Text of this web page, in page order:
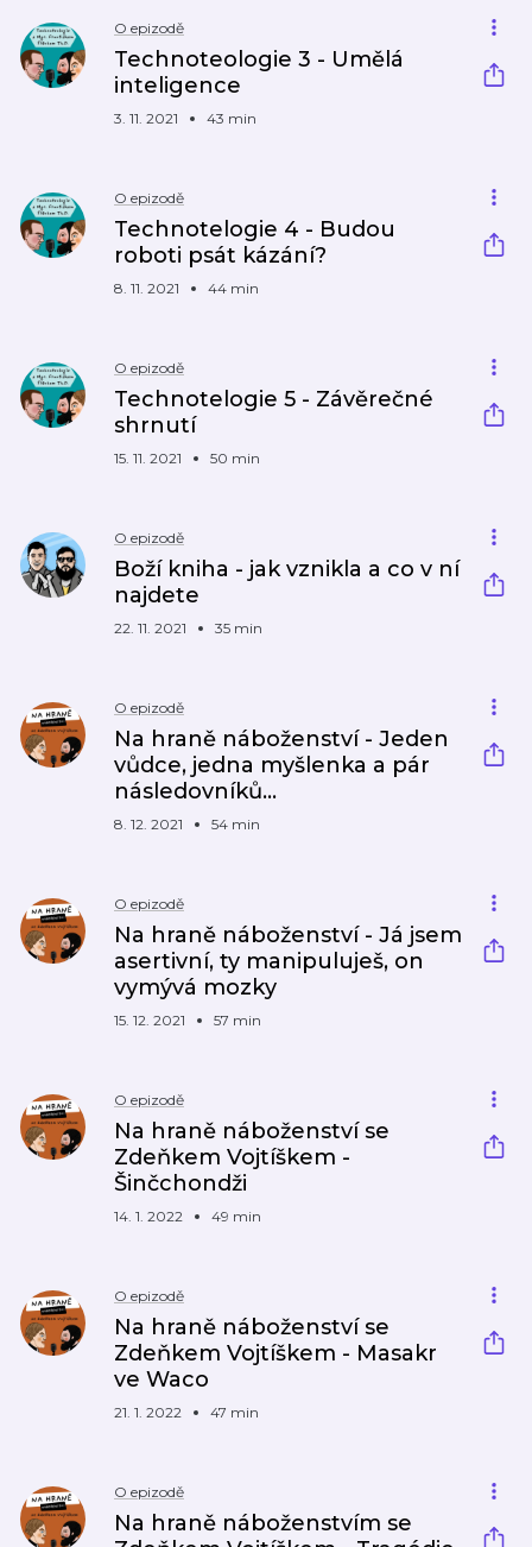
O epizodě
Technoteologie 3 - Umělá
inteligence
3. 11. 2021 43 min
O epizodě
Technotelogie 4 - Budou
roboti psát kázání?
8. 11. 2021 44 min
O epizodě
Technotelogie 5 - Závěrečné
shrnutí
15. 11. 2021 50 min
O epizodě
Boží kniha - jak vznikla a co v ní
najdete
22. 11. 2021 35 min
O epizodě
Na hraně náboženství - Jeden
vůdce, jedna myšlenka a pár
následovníků...
8. 12. 2021 54 min
O epizodě
Na hraně náboženství - Já jsem
asertivní, ty manipuluješ, on
vymývá mozky
15. 12. 2021 57 min
O epizodě
Na hraně náboženství se
Zdeňkem Vojtíškem -
Šinčchondži
14. 1. 2022 49 min
O epizodě
Na hraně náboženství se
Zdeňkem Vojtíškem - Masakr
ve Waco
21. 1. 2022 47 min
O epizodě
Na hraně náboženstvím se